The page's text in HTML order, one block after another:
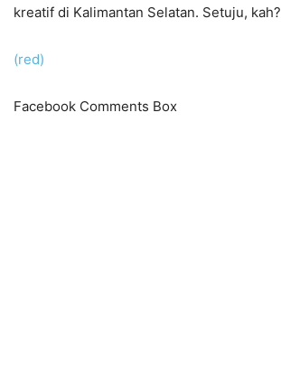
kreatif di Kalimantan Selatan. Setuju, kah?
(red)
Facebook Comments Box